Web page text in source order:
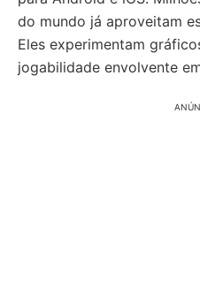
do mundo já aproveitam
Eles experimentam
jogabilidade envolvente